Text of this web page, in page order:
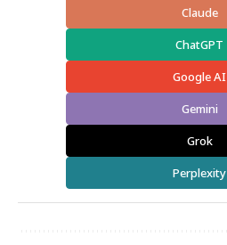
Claude
ChatGPT
Google AI
Gemini
Grok
Perplexity